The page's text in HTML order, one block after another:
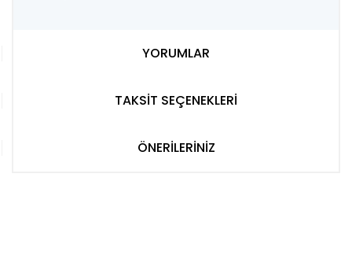
YORUMLAR
TAKSİT SEÇENEKLERİ
ÖNERİLERİNİZ